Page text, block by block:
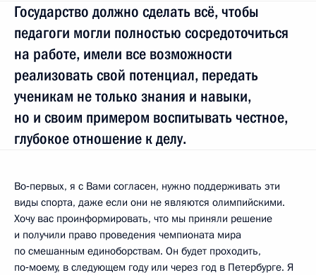
Государство должно сделать всё, чтобы
педагоги могли полностью сосредоточиться
на работе, имели все возможности
реализовать свой потенциал, передать
ученикам не только знания и навыки,
но и своим примером воспитывать честное,
глубокое отношение к делу.
Во‑первых, я с Вами согласен, нужно поддерживать эти
виды спорта, даже если они не являются олимпийскими.
Хочу вас проинформировать, что мы приняли решение
и получили право проведения чемпионата мира
по смешанным единоборствам. Он будет проходить,
по‑моему, в следующем году или через год в Петербурге. Я